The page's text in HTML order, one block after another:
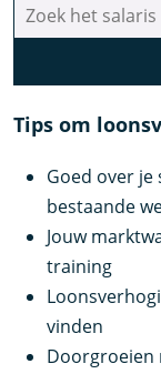
Tips om
Goed over
bestaande
Jouw
training
vinden
Doorgroeien